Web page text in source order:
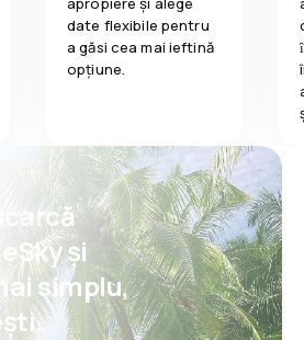
1,0
Mâncare
date flexibile pentru
a găsi cea mai ieftină
opțiune.
și
simplu,